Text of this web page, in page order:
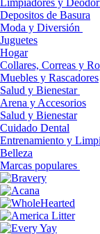
Limpiadores y
Depositos de Basura
Moda y Diversión
Juguetes
Hogar
Collares, Correas y
Muebles y Rascadores
Salud y Bienestar
Arena y Accesorios
Salud y Bienestar
Cuidado Dental
Entrenamiento y
Belleza
Marcas populares